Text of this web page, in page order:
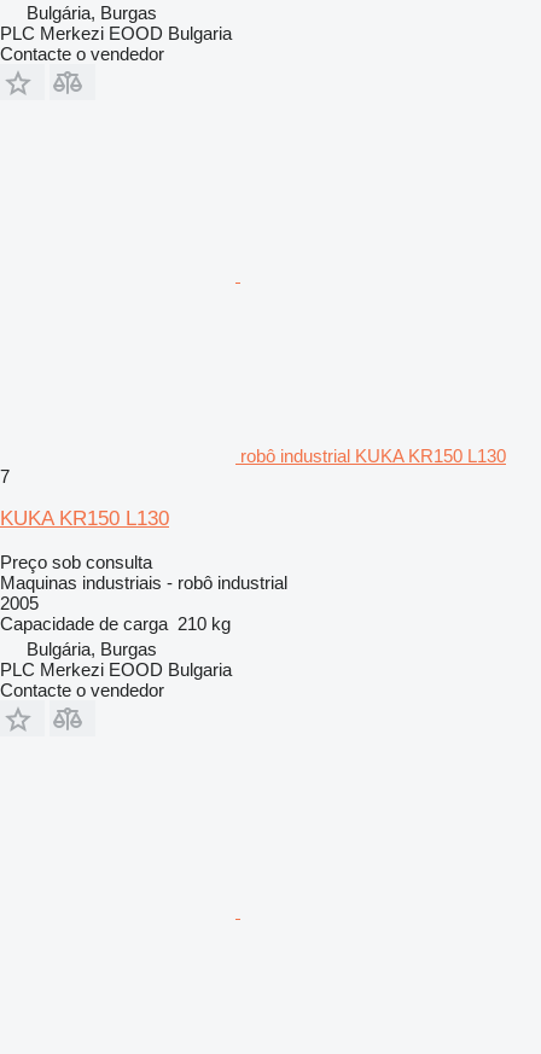
Bulgária, Burgas
PLC Merkezi EOOD Bulgaria
Contacte o vendedor
robô industrial KUKA KR150 L130
7
KUKA KR150 L130
Preço sob consulta
Maquinas industriais - robô industrial
2005
Capacidade de carga 210 kg
Bulgária, Burgas
PLC Merkezi EOOD Bulgaria
Contacte o vendedor